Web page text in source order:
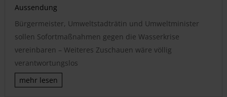
Aussendung
Bürgermeister, Umweltstadträtin und Umweltminister
sollen Sofortmaßnahmen gegen die Wasserkrise
vereinbaren – Weiteres Zuschauen wäre völlig
verantwortungslos
mehr lesen